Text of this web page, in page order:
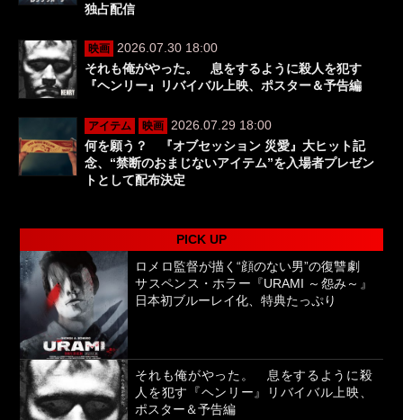
独占配信
映画
2026.07.30 18:00
それも俺がやった。 息をするように殺人を犯す
『ヘンリー』リバイバル上映、ポスター＆予告編
アイテム 映画
2026.07.29 18:00
何を願う？ 『オブセッション 災愛』大ヒット記
念、“禁断のおまじないアイテム”を入場者プレゼン
トとして配布決定
PICK UP
ロメロ監督が描く“顔のない男”の復讐劇
サスペンス・ホラー『URAMI ～怨み～』
日本初ブルーレイ化、特典たっぷり
それも俺がやった。 息をするように殺
人を犯す『ヘンリー』リバイバル上映、
ポスター＆予告編